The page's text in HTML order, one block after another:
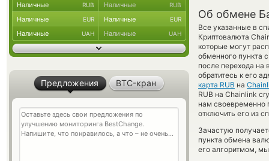
Об обмене
Все указанные в
Криптовалюта
которые могут
обменного пункта
после перехода на
обратитесь к его
карта RUB на
RUB на Chainlink
нам своевременно
отключить его из
Зачастую
пункта обмена
его алгоритмом,
Наличные RUB Наличные RUB
Наличные EUR Наличные EUR
Наличные UAH Наличные UAH
Предложения BTC-кран